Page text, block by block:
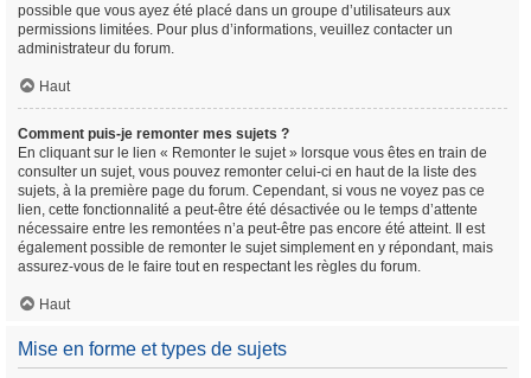
possible que vous ayez été placé dans un groupe d’utilisateurs aux
permissions limitées. Pour plus d’informations, veuillez contacter un
administrateur du forum.
Haut
Comment puis-je remonter mes sujets ?
En cliquant sur le lien « Remonter le sujet » lorsque vous êtes en train de
consulter un sujet, vous pouvez remonter celui-ci en haut de la liste des
sujets, à la première page du forum. Cependant, si vous ne voyez pas ce
lien, cette fonctionnalité a peut-être été désactivée ou le temps d’attente
nécessaire entre les remontées n’a peut-être pas encore été atteint. Il est
également possible de remonter le sujet simplement en y répondant, mais
assurez-vous de le faire tout en respectant les règles du forum.
Haut
Mise en forme et types de sujets